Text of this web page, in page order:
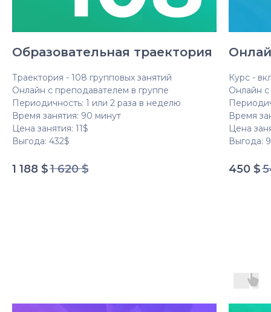
Образовательная траектория
Траектория - 108 групповых занятий
Онлайн с преподавателем в группе
Периодичность: 1 или 2 раза в неделю
Время занятия: 90 минут
Цена занятия: 11$
Выгода: 432$
1 188 $1 620 $
Курс -
Онлайн с
Время
Цена
Выгода:
450 $